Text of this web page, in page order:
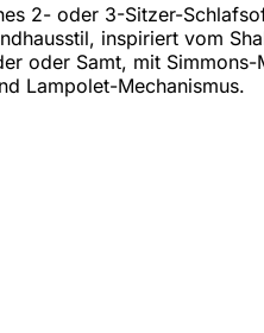
2- oder 3-Sitzer-
inspiriert vom
oder Samt, mit Simmons-
Lampolet-Mechanismus.